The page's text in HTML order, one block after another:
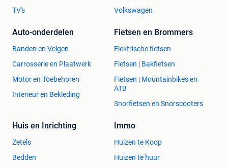
TV's
Volkswagen
Auto-onderdelen
Banden en Velgen
Carrosserie en Plaatwerk
Motor en Toebehoren
Interieur en Bekleding
Fietsen en Brommers
Elektrische fietsen
Fietsen | Bakfietsen
Fietsen | Mountainbikes en
ATB
Snorfietsen en Snorscooters
Huis en Inrichting
Zetels
Bedden
Immo
Huizen te Koop
Huizen te huur